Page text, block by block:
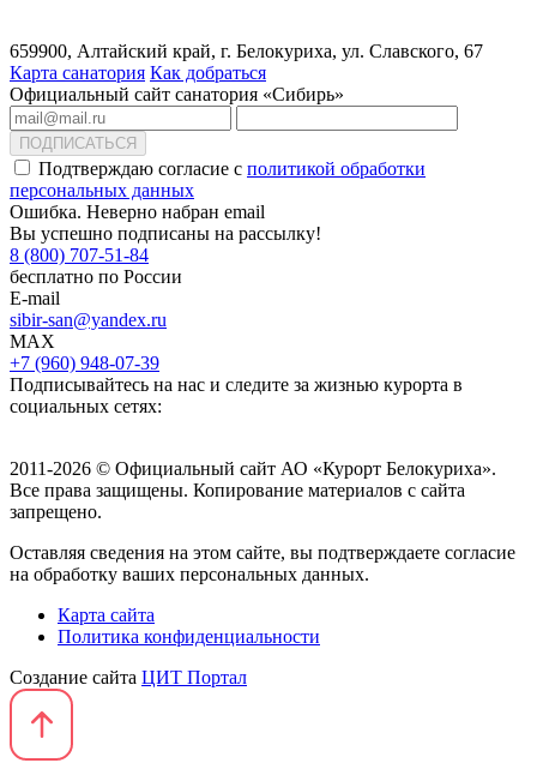
659900, Алтайский край, г. Белокуриха, ул. Славского, 67
Карта санатория Как добраться
Официальный сайт санатория «Сибирь»
ПОДПИСАТЬСЯ
Подтверждаю согласие с политикой обработки
персональных данных
Ошибка. Неверно набран email
Вы успешно подписаны на рассылку!
8 (800) 707-51-84
бесплатно по России
E-mail
sibir-san@yandex.ru
MAX
+7 (960) 948-07-39
Подписывайтесь на нас и следите за жизнью курорта в
социальных сетях:
2011-2026 © Официальный сайт АО «Курорт Белокуриха».
Все права защищены. Копирование материалов с сайта
запрещено.
Оставляя сведения на этом сайте, вы подтверждаете согласие
на обработку ваших персональных данных.
Карта сайта
Политика конфиденциальности
Создание сайта ЦИТ Портал